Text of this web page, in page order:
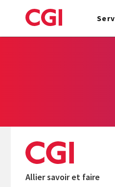
to
Allier savoir et faire